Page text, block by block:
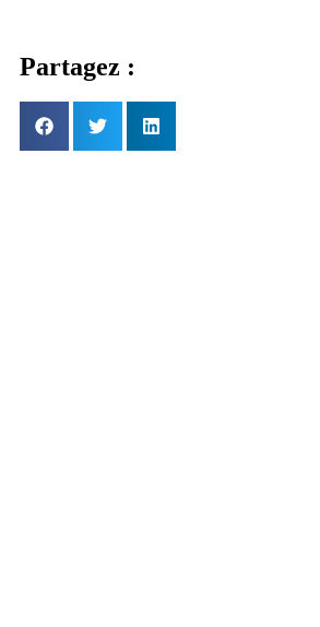
Partagez :